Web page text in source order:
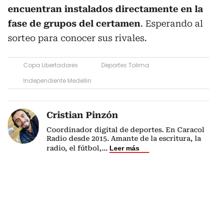
encuentran instalados directamente en la
fase de grupos del certamen. Esperando al
sorteo para conocer sus rivales.
Copa Libertadores
Deportes Tolima
Independiente Medellin
Cristian Pinzón
Coordinador digital de deportes. En Caracol
Radio desde 2015. Amante de la escritura, la
radio, el fútbol,... Leer más